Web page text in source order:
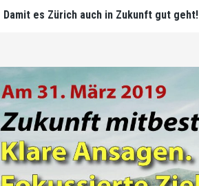
Damit es Zürich auch in Zukunft gut geht!